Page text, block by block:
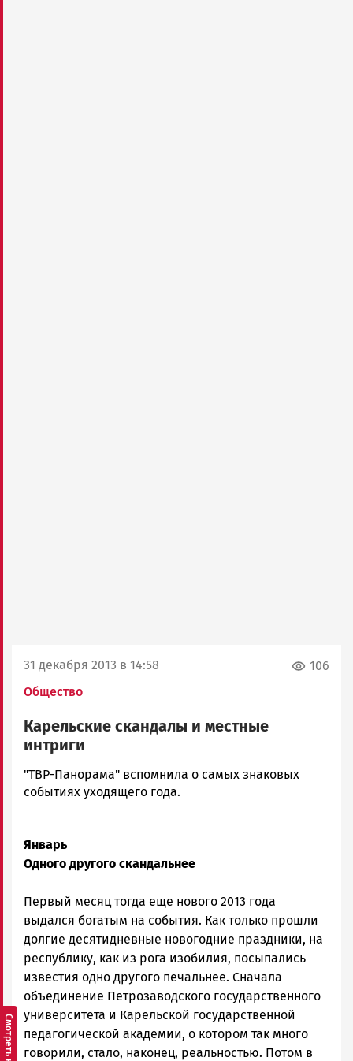
31 декабря 2013 в 14:58
Общество
106
Карельские скандалы и местные
интриги
admintimur
Новости
Карелии
|
ГОВОРИТ
"ТВР-Панорама" вспомнила о самых знаковых
событиях уходящего года.
Январь
Одного другого скандальнее
Первый месяц тогда еще нового 2013 года
выдался богатым на события. Как только прошли
долгие десятидневные новогодние праздники, на
республику, как из рога изобилия, посыпались
известия одно другого печальнее. Сначала
объединение Петрозаводского государственного
университета и Карельской государственной
педагогической академии, о котором так много
говорили, стало, наконец, реальностью. Потом в